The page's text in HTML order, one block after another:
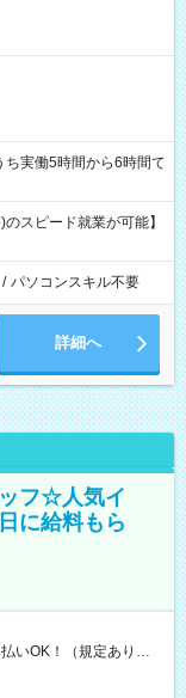
スピード就業が可能】
/ パソコンスキル不要
詳細へ
フ☆人気イ
に給料もら
ンビニATMから 日払